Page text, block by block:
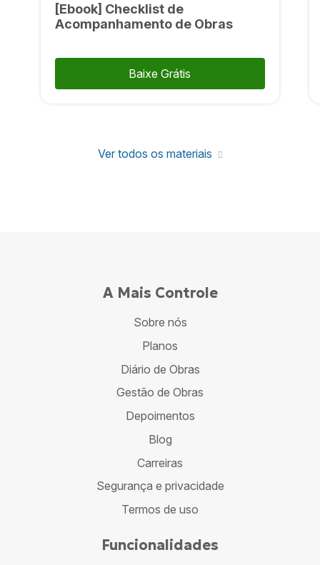
[Ebook] Checklist de
Acompanhamento de Obras
Baixe Grátis
Ver todos os materiais
A Mais Controle
Sobre nós
Planos
Diário de Obras
Gestão de Obras
Depoimentos
Blog
Carreiras
Segurança e privacidade
Termos de uso
Funcionalidades